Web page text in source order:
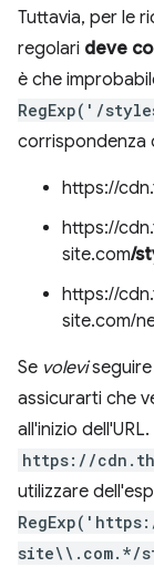
Tuttavia, per le
regolari deve
è che
RegExp('/
corrispondenza
https://
https://
site.com/
https://
site.com/
Se voleviseguire
assicurarti che
all'inizio
https://
utilizzare
site\\.com.*/